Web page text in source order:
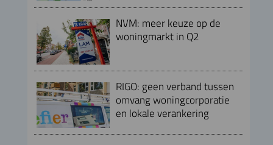
NVM: meer keuze op de
woningmarkt in Q2
RIGO: geen verband tussen
omvang woningcorporatie
en lokale verankering